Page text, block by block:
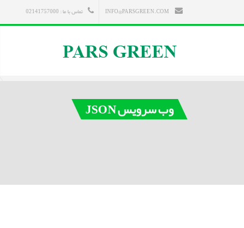
تماس با ما : 02141757000
وب سرویس JSON